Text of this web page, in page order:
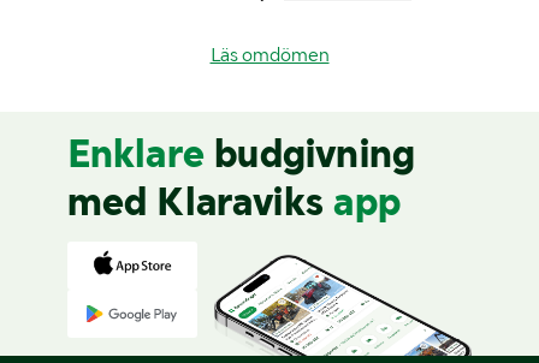
Läs omdömen
Enklare budgivning
med Klaraviks app